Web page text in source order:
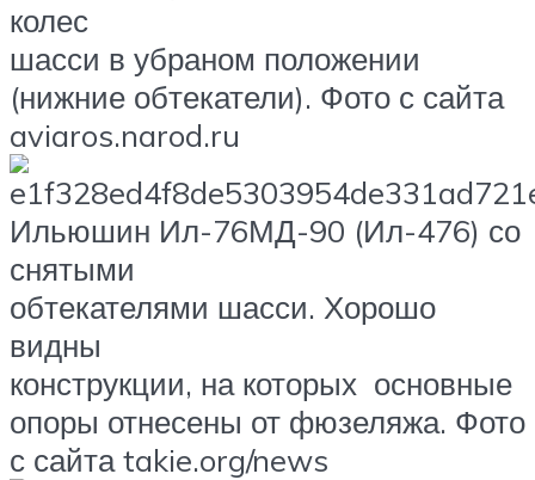
колес
шасси в убраном положении
(нижние обтекатели). Фото с сайта
aviaros.narod.ru
Ильюшин Ил-76МД-90 (Ил-476) со
снятыми
обтекателями шасси. Хорошо
видны
конструкции, на которых основные
опоры отнесены от фюзеляжа. Фото
с сайта takie.org/news